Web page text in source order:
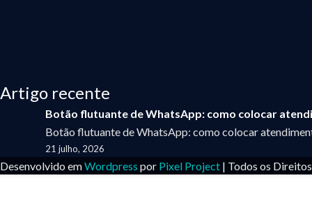
Artigo recente
Botão flutuante de WhatsApp: como colocar
Botão flutuante de WhatsApp: como colocar
21 julho, 2026
Desenvolvido emWordpress por Pixel Project | Todos os